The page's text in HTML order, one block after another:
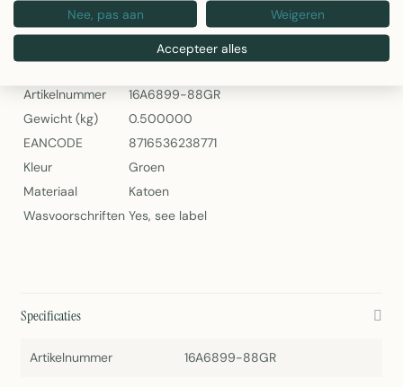
Daisy Stoelkussen Groen – Linen & More
Artikelnummer
16A6899-88GR
Gewicht (kg)
0.500000
EANCODE
8716536238771
Kleur
Groen
Materiaal
Katoen
Wasvoorschriften Yes, see label
Specificaties
Artikelnummer 16A6899-88GR
Nee, pas aan Weigeren
Accepteer alles